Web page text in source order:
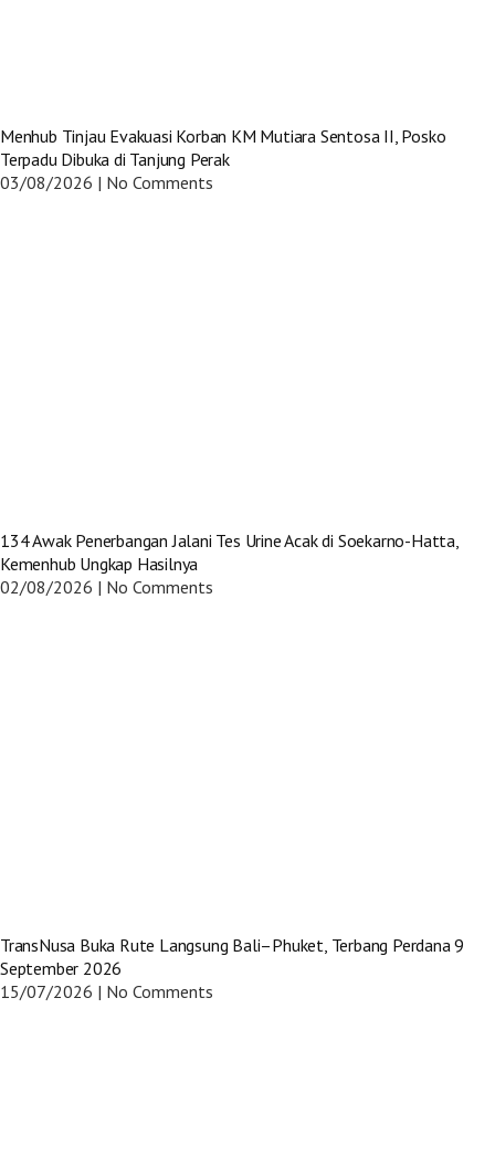
Menhub Tinjau Evakuasi Korban KM Mutiara Sentosa II, Posko
Terpadu Dibuka di Tanjung Perak
03/08/2026
No Comments
134 Awak Penerbangan Jalani Tes Urine Acak di Soekarno-Hatta,
Kemenhub Ungkap Hasilnya
02/08/2026
No Comments
TransNusa Buka Rute Langsung Bali–Phuket, Terbang Perdana 9
September 2026
15/07/2026
No Comments